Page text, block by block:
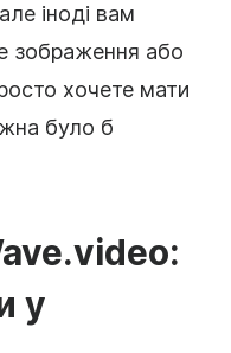
іноді вам
зображення або
хочете мати
було б
у